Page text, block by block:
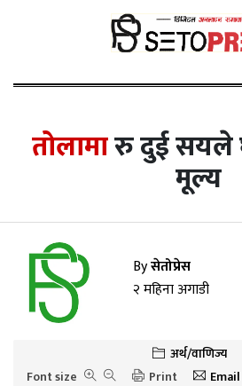
सेतोप्रेस
राजनीति
प्रदेश समाचार
अर्थ/वाणिज्य
मनोरञ्जन
तोलामारु दुई सयले
मूल्य
Byसेतोप्रेस
२ महिना अगाडी
अर्थ/वाणिज्य
Font size
Print Email